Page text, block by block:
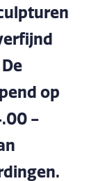
op
-